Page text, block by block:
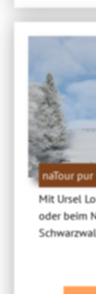
naTour pur
Mit Ursel
oder beim